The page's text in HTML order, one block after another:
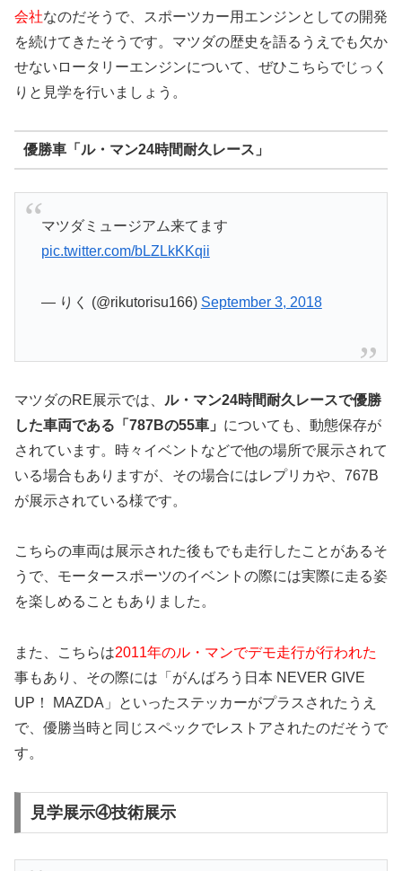
会社なのだそうで、スポーツカー用エンジンとしての開発
を続けてきたそうです。マツダの歴史を語るうえでも欠か
せないロータリーエンジンについて、ぜひこちらでじっく
りと見学を行いましょう。
優勝車「ル・マン24時間耐久レース」
マツダミュージアム来てます
pic.twitter.com/bLZLkKKqii
— りく (@rikutorisu166) September 3, 2018
マツダのRE展示では、 ル・マン24時間耐久レースで優勝
した車両である「787Bの55車」 についても、動態保存が
されています。時々イベントなどで他の場所で展示されて
いる場合もありますが、その場合にはレプリカや、767B
が展示されている様です。
こちらの車両は展示された後もでも走行したことがあるそ
うで、モータースポーツのイベントの際には実際に走る姿
を楽しめることもありました。
また、こちらは2011年のル・マンでデモ走行が行われた
事もあり、その際には「がんばろう日本 NEVER GIVE
UP！ MAZDA」といったステッカーがプラスされたうえ
で、優勝当時と同じスペックでレストアされたのだそうで
す。
見学展示④技術展示